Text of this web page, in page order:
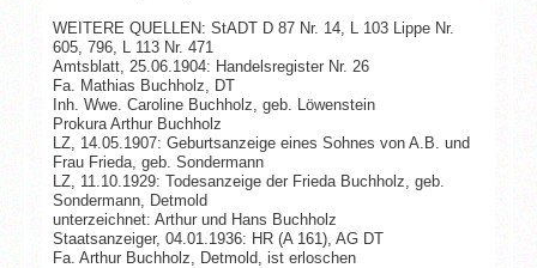
WEITERE QUELLEN: StADT D 87 Nr. 14, L 103 Lippe Nr.
605, 796, L 113 Nr. 471
Amtsblatt, 25.06.1904: Handelsregister Nr. 26
Fa. Mathias Buchholz, DT
Inh. Wwe. Caroline Buchholz, geb. Löwenstein
Prokura Arthur Buchholz
LZ, 14.05.1907: Geburtsanzeige eines Sohnes von A.B. und
Frau Frieda, geb. Sondermann
LZ, 11.10.1929: Todesanzeige der Frieda Buchholz, geb.
Sondermann, Detmold
unterzeichnet: Arthur und Hans Buchholz
Staatsanzeiger, 04.01.1936: HR (A 161), AG DT
Fa. Arthur Buchholz, Detmold, ist erloschen